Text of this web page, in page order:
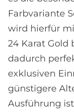
Farbvariante
wird hierfür
24 Karat Gold
dadurch
exklusiven
günstigere
Ausführung